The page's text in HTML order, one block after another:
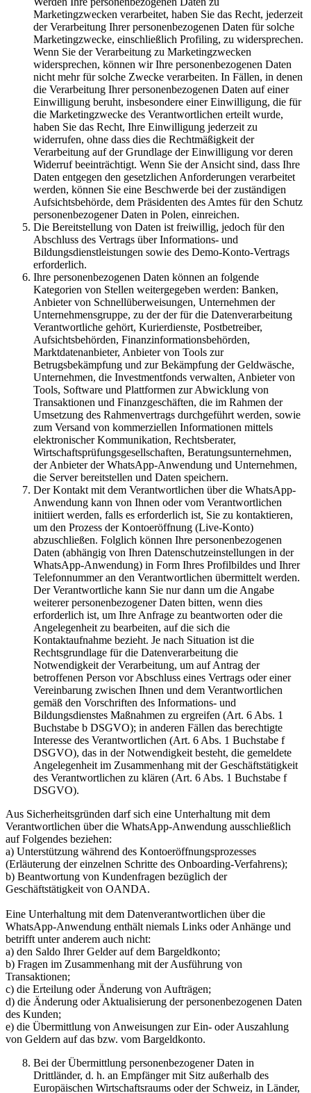
Marketingzwecken verarbeitet, haben Sie das Recht, jederzeit
der Verarbeitung Ihrer personenbezogenen Daten für solche
Marketingzwecke, einschließlich Profiling, zu widersprechen.
Wenn Sie der Verarbeitung zu Marketingzwecken
widersprechen, können wir Ihre personenbezogenen Daten
nicht mehr für solche Zwecke verarbeiten. In Fällen, in denen
die Verarbeitung Ihrer personenbezogenen Daten auf einer
Einwilligung beruht, insbesondere einer Einwilligung, die für
die Marketingzwecke des Verantwortlichen erteilt wurde,
haben Sie das Recht, Ihre Einwilligung jederzeit zu
widerrufen, ohne dass dies die Rechtmäßigkeit der
Verarbeitung auf der Grundlage der Einwilligung vor deren
Widerruf beeinträchtigt. Wenn Sie der Ansicht sind, dass Ihre
Daten entgegen den gesetzlichen Anforderungen verarbeitet
werden, können Sie eine Beschwerde bei der zuständigen
Aufsichtsbehörde, dem Präsidenten des Amtes für den Schutz
personenbezogener Daten in Polen, einreichen.
Die Bereitstellung von Daten ist freiwillig, jedoch für den
Abschluss des Vertrags über Informations- und
Bildungsdienstleistungen sowie des Demo-Konto-Vertrags
erforderlich.
Ihre personenbezogenen Daten können an folgende
Kategorien von Stellen weitergegeben werden: Banken,
Anbieter von Schnellüberweisungen, Unternehmen der
Unternehmensgruppe, zu der der für die Datenverarbeitung
Verantwortliche gehört, Kurierdienste, Postbetreiber,
Aufsichtsbehörden, Finanzinformationsbehörden,
Marktdatenanbieter, Anbieter von Tools zur
Betrugsbekämpfung und zur Bekämpfung der Geldwäsche,
Unternehmen, die Investmentfonds verwalten, Anbieter von
Tools, Software und Plattformen zur Abwicklung von
Transaktionen und Finanzgeschäften, die im Rahmen der
Umsetzung des Rahmenvertrags durchgeführt werden, sowie
zum Versand von kommerziellen Informationen mittels
elektronischer Kommunikation, Rechtsberater,
Wirtschaftsprüfungsgesellschaften, Beratungsunternehmen,
der Anbieter der WhatsApp-Anwendung und Unternehmen,
die Server bereitstellen und Daten speichern.
Der Kontakt mit dem Verantwortlichen über die WhatsApp-
Anwendung kann von Ihnen oder vom Verantwortlichen
initiiert werden, falls es erforderlich ist, Sie zu kontaktieren,
um den Prozess der Kontoeröffnung (Live-Konto)
abzuschließen. Folglich können Ihre personenbezogenen
Daten (abhängig von Ihren Datenschutzeinstellungen in der
WhatsApp-Anwendung) in Form Ihres Profilbildes und Ihrer
Telefonnummer an den Verantwortlichen übermittelt werden.
Der Verantwortliche kann Sie nur dann um die Angabe
weiterer personenbezogener Daten bitten, wenn dies
erforderlich ist, um Ihre Anfrage zu beantworten oder die
Angelegenheit zu bearbeiten, auf die sich die
Kontaktaufnahme bezieht. Je nach Situation ist die
Rechtsgrundlage für die Datenverarbeitung die
Notwendigkeit der Verarbeitung, um auf Antrag der
betroffenen Person vor Abschluss eines Vertrags oder einer
Vereinbarung zwischen Ihnen und dem Verantwortlichen
gemäß den Vorschriften des Informations- und
Bildungsdienstes Maßnahmen zu ergreifen (Art. 6 Abs. 1
Buchstabe b DSGVO); in anderen Fällen das berechtigte
Interesse des Verantwortlichen (Art. 6 Abs. 1 Buchstabe f
DSGVO), das in der Notwendigkeit besteht, die gemeldete
Angelegenheit im Zusammenhang mit der Geschäftstätigkeit
des Verantwortlichen zu klären (Art. 6 Abs. 1 Buchstabe f
DSGVO).
Aus Sicherheitsgründen darf sich eine Unterhaltung mit dem
Verantwortlichen über die WhatsApp-Anwendung ausschließlich
auf Folgendes beziehen:
a) Unterstützung während des Kontoeröffnungsprozesses
(Erläuterung der einzelnen Schritte des Onboarding-Verfahrens);
b) Beantwortung von Kundenfragen bezüglich der
Geschäftstätigkeit von OANDA.
Eine Unterhaltung mit dem Datenverantwortlichen über die
WhatsApp-Anwendung enthält niemals Links oder Anhänge und
betrifft unter anderem auch nicht:
a) den Saldo Ihrer Gelder auf dem Bargeldkonto;
b) Fragen im Zusammenhang mit der Ausführung von
Transaktionen;
c) die Erteilung oder Änderung von Aufträgen;
d) die Änderung oder Aktualisierung der personenbezogenen Daten
des Kunden;
e) die Übermittlung von Anweisungen zur Ein- oder Auszahlung
von Geldern auf das bzw. vom Bargeldkonto.
Bei der Übermittlung personenbezogener Daten in
Drittländer, d. h. an Empfänger mit Sitz außerhalb des
Europäischen Wirtschaftsraums oder der Schweiz, in Länder,